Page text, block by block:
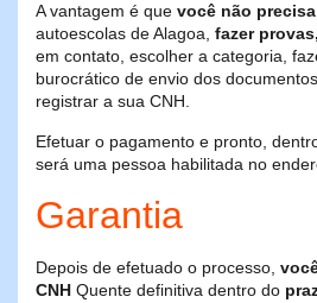
A vantagem é que você não precisa
autoescolas de Alagoa, fazer
em contato, escolher a categoria,
burocrático de envio dos
registrar a sua CNH.
Efetuar o pagamento e pronto,
será uma pessoa habilitada no
Garantia
Depois de efetuado o processo,
CNH Quente definitiva dentro do